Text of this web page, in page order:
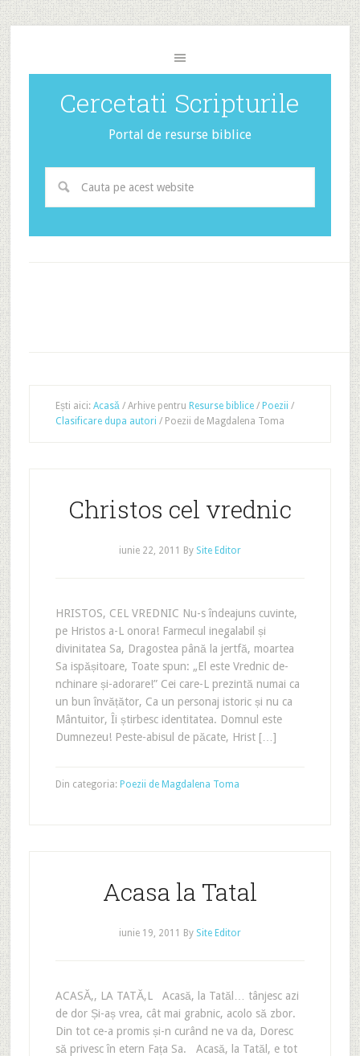
Cercetati Scripturile
Portal de resurse biblice
Ești aici: Acasă /Arhive pentru Resurse biblice / Poezii /
Clasificare dupa autori /Poezii de Magdalena Toma
Christos cel vrednic
iunie 22, 2011 By Site Editor
HRISTOS, CEL VREDNIC Nu-s îndeajuns cuvinte,
pe Hristos a-L onora! Farmecul inegalabil și
divinitatea Sa, Dragostea până la jertfă, moartea
Sa ispășitoare, Toate spun: „El este Vrednic de-
nchinare și-adorare!” Cei care-L prezintă numai ca
un bun învățător, Ca un personaj istoric și nu ca
Mântuitor, Îi știrbesc identitatea. Domnul este
Dumnezeu! Peste-abisul de păcate, Hrist […]
Din categoria: Poezii de Magdalena Toma
Acasa la Tatal
iunie 19, 2011 By Site Editor
ACASĂ‚, LA TATĂ‚L Acasă, la Tatăl… tânjesc azi
de dor Și-aș vrea, cât mai grabnic, acolo să zbor.
Din tot ce-a promis și-n curând ne va da, Doresc
să privesc în etern Fața Sa. Acasă, la Tatăl, e tot